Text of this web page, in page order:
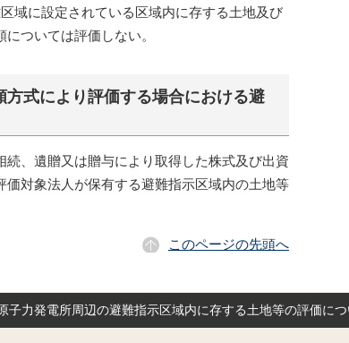
域に設定されている区域内に存する土地及び
ついては評価しない。
方式により評価する場合における避
、遺贈又は贈与により取得した株式及び出資
対象法人が保有する避難指示区域内の土地等
このページの先頭へ
力発電所周辺の避難指示区域内に存する土地等の評価につ